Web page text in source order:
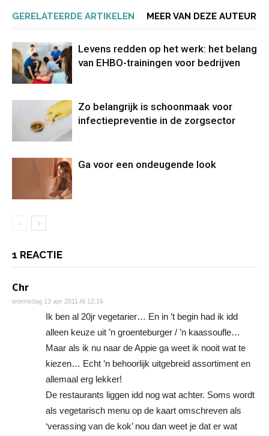
GERELATEERDE ARTIKELEN MEER VAN DEZE AUTEUR
Levens redden op het werk: het belang
van EHBO-trainingen voor bedrijven
Zo belangrijk is schoonmaak voor
infectiepreventie in de zorgsector
Ga voor een ondeugende look
1 REACTIE
Chr
woensdag 13 apr 2011 At 12:16
Ik ben al 20jr vegetarier… En in ’t begin had ik idd
alleen keuze uit ’n groenteburger / ’n kaassoufle…
Maar als ik nu naar de Appie ga weet ik nooit wat te
kiezen… Echt ’n behoorlijk uitgebreid assortiment en
allemaal erg lekker!
De restaurants liggen idd nog wat achter. Soms wordt
als vegetarisch menu op de kaart omschreven als
‘verassing van de kok’ nou dan weet je dat er wat